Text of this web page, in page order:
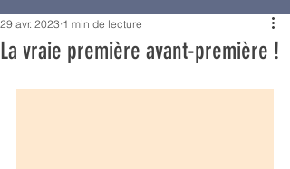
La vraie première avant-première !
29 avr. 2023 1 min de lecture